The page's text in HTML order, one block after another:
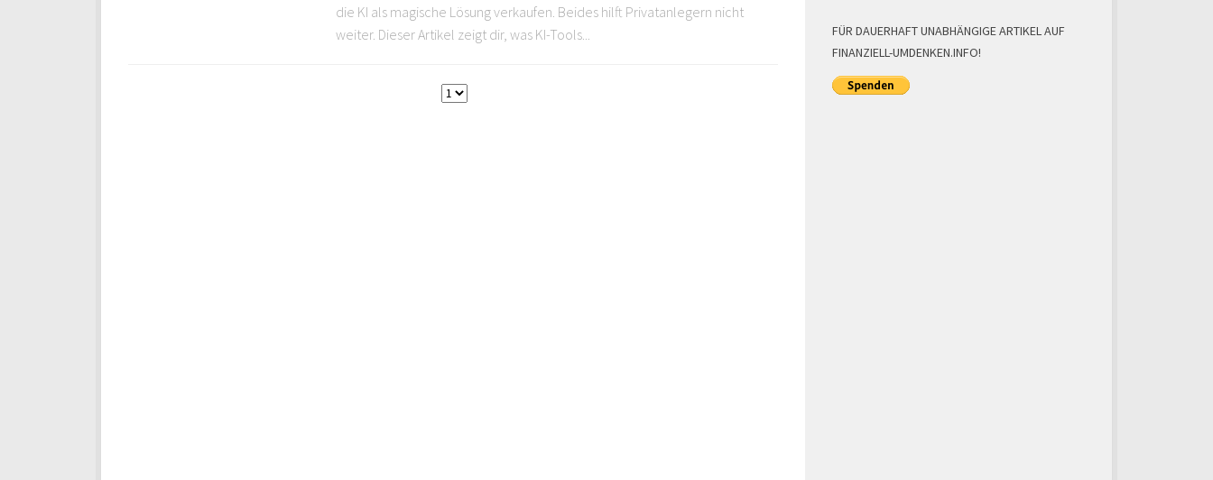
die KI als magische Lösung verkaufen. Beides hilft Privatanlegern nicht
weiter. Dieser Artikel zeigt dir, was KI-Tools...
FÜR DAUERHAFT UNABHÄNGIGE ARTIKEL AUF
FINANZIELL-UMDENKEN.INFO!